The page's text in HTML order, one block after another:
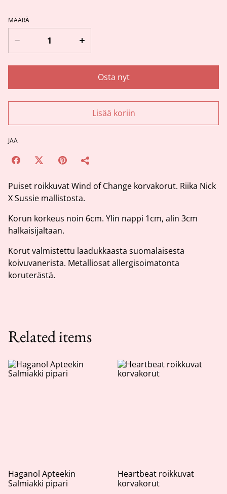
MÄÄRÄ
Osta nyt
Lisää koriin
JAA
Puiset roikkuvat Wind of Change korvakorut. Riika Nick
X Sussie mallistosta.
Korun korkeus noin 6cm. Ylin nappi 1cm, alin 3cm
halkaisijaltaan.
Korut valmistettu laadukkaasta suomalaisesta
koivuvanerista. Metalliosat allergisoimatonta
koruterästä.
Related items
Haganol Apteekin
Salmiakki pipari
Heartbeat roikkuvat
korvakorut